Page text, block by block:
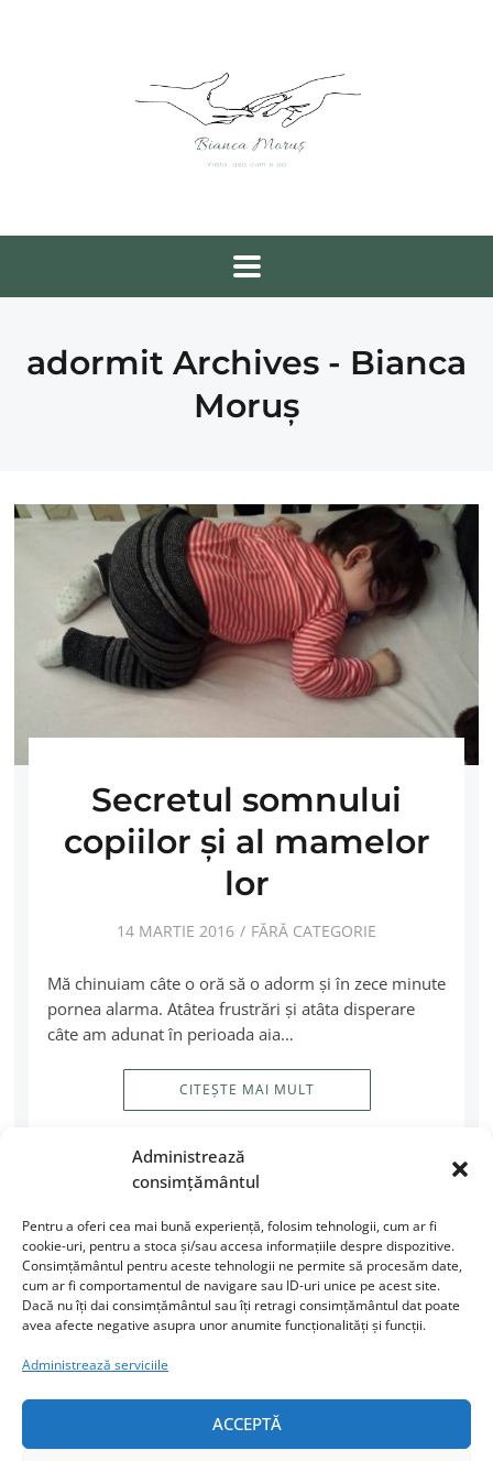
Administrează
consimțământul
Pentru a oferi cea mai bună experiență, folosim tehnologii, cum ar fi
cookie-uri, pentru a stoca și/sau accesa informațiile despre dispozitive.
Consimțământul pentru aceste tehnologii ne permite să procesăm date,
cum ar fi comportamentul de navigare sau ID-uri unice pe acest site.
Dacă nu îți dai consimțământul sau îți retragi consimțământul dat poate
avea afecte negative asupra unor anumite funcționalități și funcții.
Administrează serviciile
ACCEPTĂ
adormit Archives - Bianca
Moruș
Secretul somnului
copiilor şi al mamelor
lor
14 MARTIE 2016 FĂRĂ CATEGORIE
Mă chinuiam câte o oră să o adorm şi în zece minute
pornea alarma. Atâtea frustrări şi atâta disperare
câte am adunat în perioada aia…
CITEȘTE MAI MULT
URMĂREȘTE-MI ACTIVITATEA
Facebook Instagram
LinkedIn